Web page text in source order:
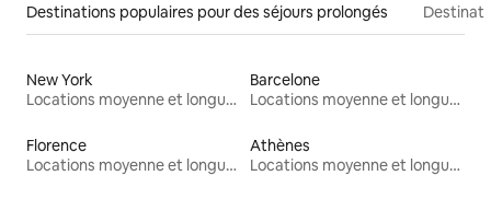
Destinations populaires pour des séjours prolongés
New York
Locations moyenne et longue durée
Barcelone
Locations moyenne et longue durée
Florence
Locations moyenne et longue durée
Athènes
Locations moyenne et longue durée